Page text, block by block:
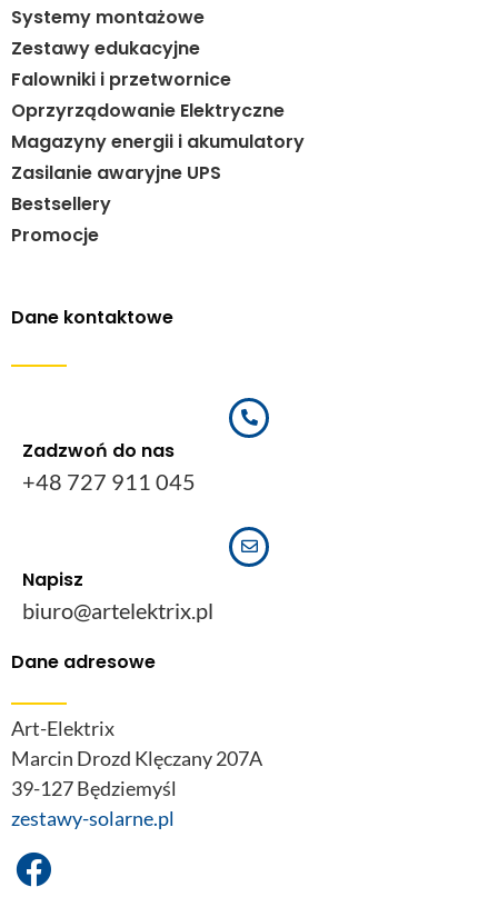
Systemy montażowe
Zestawy edukacyjne
Falowniki i przetwornice
Oprzyrządowanie Elektryczne
Magazyny energii i akumulatory
Zasilanie awaryjne UPS
Bestsellery
Promocje
Dane kontaktowe
Zadzwoń do nas
+48 727 911 045
Napisz
biuro@artelektrix.pl
Dane adresowe
Art-Elektrix
Marcin Drozd Klęczany 207A
39-127 Będziemyśl
zestawy-solarne.pl